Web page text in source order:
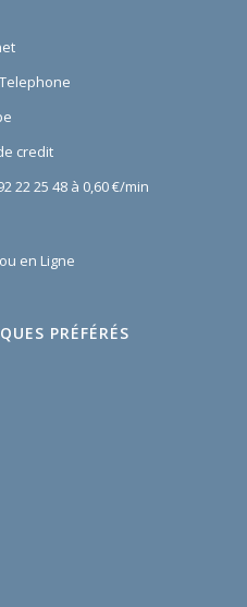
credit
22 25 48 à 0,60 €/min
en Ligne
PRÉFÉRÉS